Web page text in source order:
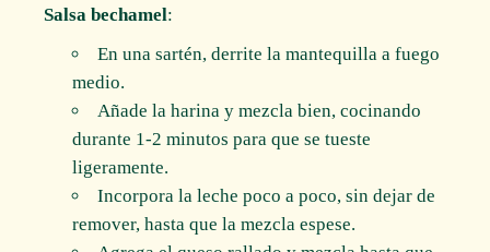
Salsa bechamel:
En una sartén, derrite la mantequilla a fuego
medio.
Añade la harina y mezcla bien, cocinando
durante 1-2 minutos para que se tueste
ligeramente.
Incorpora la leche poco a poco, sin dejar de
remover, hasta que la mezcla espese.